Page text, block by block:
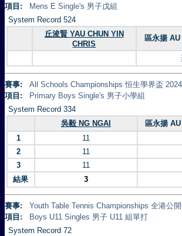
項目:
Mens E Single's 男子戊組
System Record 524
丘浚賢 YAU CHUN YIN
CHRIS
區永揚
賽事:
All Schools Championships 恒生學界盃 2024
項目:
Primary Boys Single's 男子小學組
System Record 334
吳毅 NG NGAI
區永揚
1
11
2
11
3
11
結果
3
賽事:
Youth Table Tennis Championships 全港公
項目:
Boys U11 Singles 男子 U11 組單打
System Record 72